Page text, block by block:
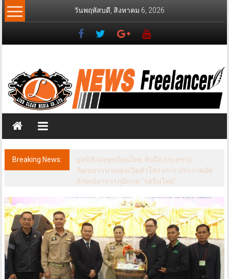
Skip
to
วันพฤหัสบดี, สิงหาคม 6, 2026
News
Freelancer
วส์
ฟรี
แลน
เซอร์
Breaking News:
พันโท ดร. สินธพ แก้วพิจิตร ประธานคณะ
กรรมาธิการการท่องเที่ยว นำทีมลุยปัตตานีชู
ศักยภาพสู่จุดหมายท่องเที่ยวสำคัญ